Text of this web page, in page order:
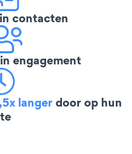
in contacten
in engagement
langerdoor op hun